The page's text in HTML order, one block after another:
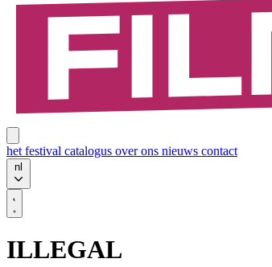
het festival catalogus over ons nieuws contact
nl
ILLEGAL